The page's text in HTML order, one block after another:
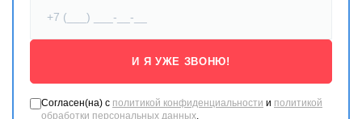
И Я УЖЕ ЗВОНЮ!
Согласен(на) с политикой конфиденциальности и политикой
обработки персональных данных